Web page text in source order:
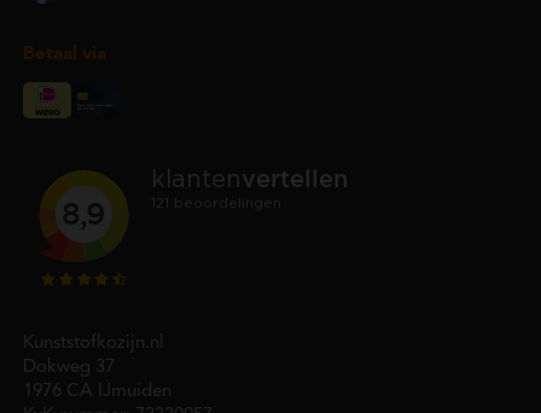
Betaal via
Kunststofkozijn.nl
Dokweg 37
1976 CA IJmuiden